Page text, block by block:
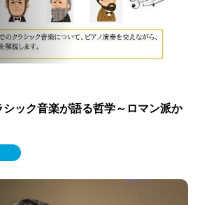
ック音楽が語る哲学～ロマン派か